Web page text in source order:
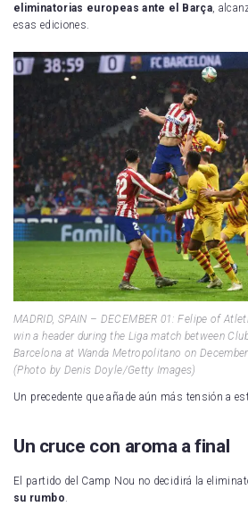
eliminatorias europeas ante el Barça,
esas ediciones.
MADRID, SPAIN – DECEMBER 01: Felipe of
win a header during the Liga match between
Barcelona at Wanda Metropolitano on
(Photo by Denis Doyle/Getty Images)
Un precedente que añade aún más tensión a
Un cruce con aroma a final
El partido del Camp Nou no decidirá la
su rumbo.